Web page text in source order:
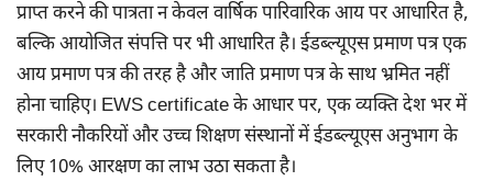
प्राप्त करने की पात्रता न केवल वार्षिक पारिवारिक आय पर आधारित है,
बल्कि आयोजित संपत्ति पर भी आधारित है। ईडब्ल्यूएस प्रमाण पत्र एक
आय प्रमाण पत्र की तरह है और जाति प्रमाण पत्र के साथ भ्रमित नहीं
होना चाहिए। EWS certificate के आधार पर, एक व्यक्ति देश भर में
सरकारी नौकरियों और उच्च शिक्षण संस्थानों में ईडब्ल्यूएस अनुभाग के
लिए 10% आरक्षण का लाभ उठा सकता है।